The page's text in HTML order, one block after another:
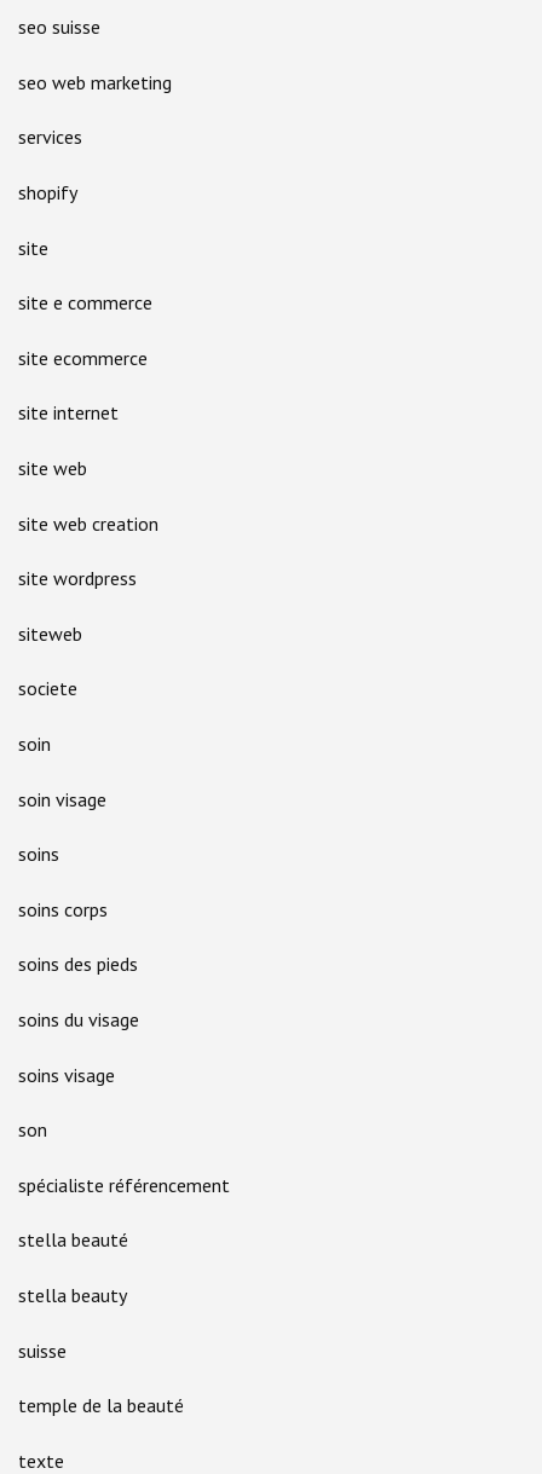
seo suisse
seo web marketing
services
shopify
site
site e commerce
site ecommerce
site internet
site web
site web creation
site wordpress
siteweb
societe
soin
soin visage
soins
soins corps
soins des pieds
soins du visage
soins visage
son
spécialiste référencement
stella beauté
stella beauty
suisse
temple de la beauté
texte